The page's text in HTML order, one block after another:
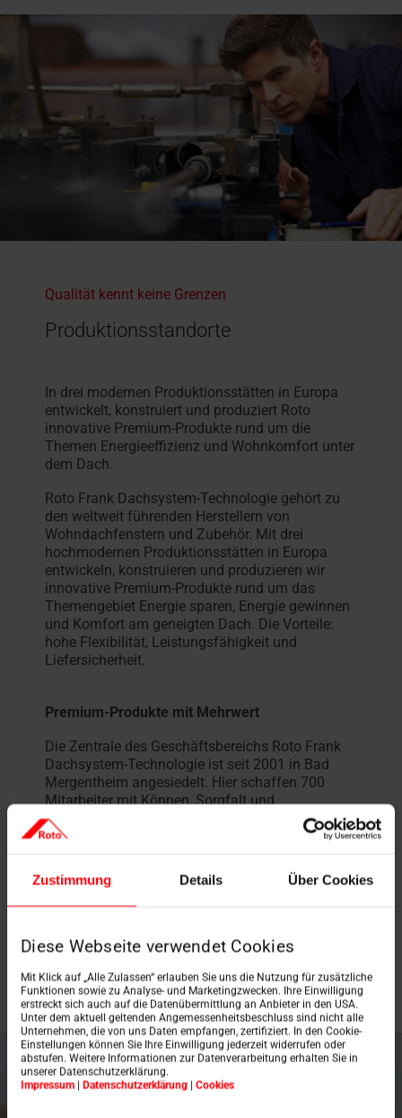
Zustimmung Details Über Cookies
Diese Webseite verwendet Cookies
Mit Klick auf „Alle Zulassen“ erlauben Sie uns die Nutzung für zusätzliche
Funktionen sowie zu Analyse- und Marketingzwecken. Ihre Einwilligung
erstreckt sich auch auf die Datenübermittlung an Anbieter in den USA.
Unter dem aktuell geltenden Angemessenheitsbeschluss sind nicht alle
Unternehmen, die von uns Daten empfangen, zertifiziert. In den Cookie-
Einstellungen können Sie Ihre Einwilligung jederzeit widerrufen oder
abstufen. Weitere Informationen zur Datenverarbeitung erhalten Sie in
unserer Datenschutzerklärung.
Impressum | Datenschutzerklärung | Cookies
Qualität kennt keine Grenzen
Produktionsstandorte
In drei modernen Produktionsstätten in Europa
entwickelt, konstruiert und produziert Roto
innovative Premium-Produkte rund um die
Themen Energieeffizienz und Wohnkomfort unter
dem Dach.
Roto Frank Dachsystem-Technologie gehört zu
den weltweit führenden Herstellern von
Wohndachfenstern und Zubehör. Mit drei
hochmodernen Produktionsstätten in Europa
entwickeln, konstruieren und produzieren wir
innovative Premium-Produkte rund um das
Themengebiet Energie sparen, Energie gewinnen
und Komfort am geneigten Dach. Die Vorteile:
hohe Flexibilität, Leistungsfähigkeit und
Liefersicherheit.
Premium-Produkte mit Mehrwert
Die Zentrale des Geschäftsbereichs Roto Frank
Dachsystem-Technologie ist seit 2001 in Bad
Mergentheim angesiedelt. Hier schaffen 700
Mitarbeiter mit Können, Sorgfalt und
Leidenschaft Premium-Produkte mit erlebbarem
Kundennutzen und Mehrwert. Und erfüllen das
tagtäglich mit Leben. Für innovative
Spitzentechnologie
„german made“
. Die Folge
ihres aussergewöhnlichen Engagements: Der
WirtschaftsWoche und damit der Titel als offiziell